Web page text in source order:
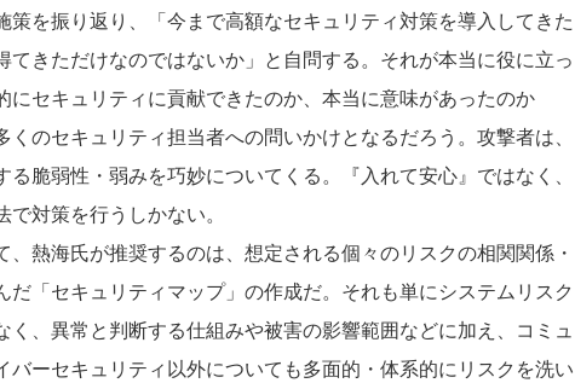
を振り返り、「今まで高額なセキュリティ対策を導入してきた
てきただけなのではないか」と自問する。それが本当に役に立っ
にセキュリティに貢献できたのか、本当に意味があったのか
のセキュリティ担当者への問いかけとなるだろう。攻撃者は、
る脆弱性・弱みを巧妙についてくる。『入れて安心』ではなく、
対策を行うしかない。
熱海氏が推奨するのは、想定される個々のリスクの相関関係・
だ「セキュリティマップ」の作成だ。それも単にシステムリスク
く、異常と判断する仕組みや被害の影響範囲などに加え、コミュ
バーセキュリティ以外についても多面的・体系的にリスクを洗い